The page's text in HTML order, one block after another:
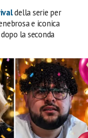
della serie per
e iconica
la seconda